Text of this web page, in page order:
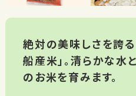
絶対の美味しさを誇
船産米」。清らかな
のお米を育みます。